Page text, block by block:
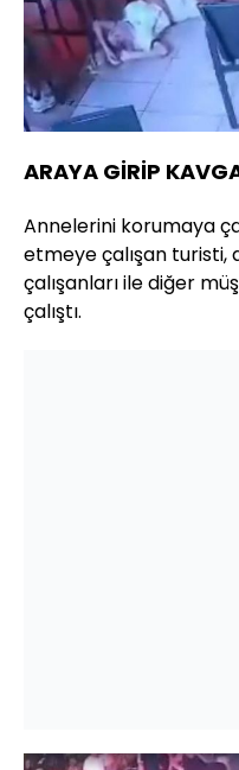
ARAYA GİRİP
Annelerini korumaya
etmeye çalışan
çalışanları ile diğer
çalıştı.